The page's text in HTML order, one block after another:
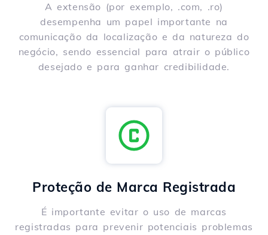
A extensão (por exemplo, .com, .ro)
desempenha um papel importante na
comunicação da localização e da natureza do
negócio, sendo essencial para atrair o público
desejado e para ganhar credibilidade.
Proteção de Marca Registrada
É importante evitar o uso de marcas
registradas para prevenir potenciais problemas